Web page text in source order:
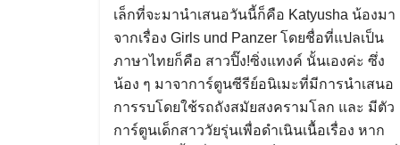
เล็กที่จะมานำเสนอวันนี้ก็คือ Katyusha น้องมา
จากเรื่อง Girls und Panzer โดยชื่อที่แปลเป็น
ภาษาไทยก็คือ สาวปิ๊ง!ซิ่งแทงค์ นั้นเองค่ะ ซึ่ง
น้อง ๆ มาจาการ์ตูนซีรีย์อนิเมะที่มีการนำเสนอ
การรบโดยใช้รถถังสมัยสงครามโลก และ มีตัว
การ์ตูนเด็กสาววัยรุ่นเพื่อดำเนินเนื้อเรื่อง หาก